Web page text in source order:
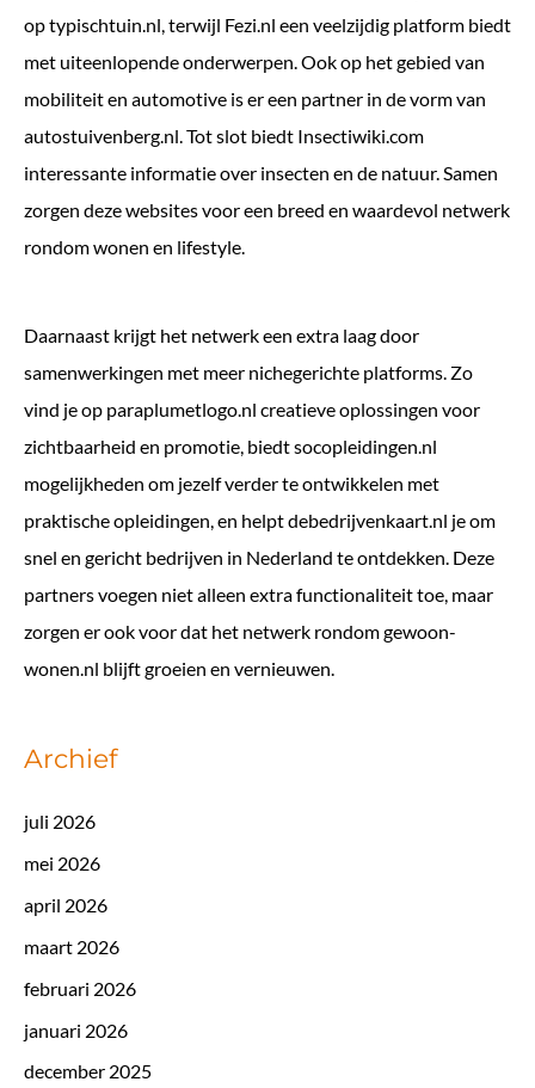
optypischtuin.nl , terwijl Fezi.nl een veelzijdig platform biedt
met uiteenlopende onderwerpen. Ook op het gebied van
mobiliteit en automotive is er een partner in de vorm van
autostuivenberg.nl . Tot slot biedt Insectiwiki.com
interessante informatie over insecten en de natuur. Samen
zorgen deze websites voor een breed en waardevol netwerk
rondom wonen en lifestyle.
Daarnaast krijgt het netwerk een extra laag door
samenwerkingen met meer nichegerichte platforms. Zo
vind je op paraplumetlogo.nl creatieve oplossingen voor
zichtbaarheid en promotie, biedtsocopleidingen.nl
mogelijkheden om jezelf verder te ontwikkelen met
praktische opleidingen, en helptdebedrijvenkaart.nl je om
snel en gericht bedrijven in Nederland te ontdekken. Deze
partners voegen niet alleen extra functionaliteit toe, maar
zorgen er ook voor dat het netwerk rondom gewoon-
wonen.nl blijft groeien en vernieuwen.
Archief
juli 2026
mei 2026
april 2026
maart 2026
februari 2026
januari 2026
december 2025